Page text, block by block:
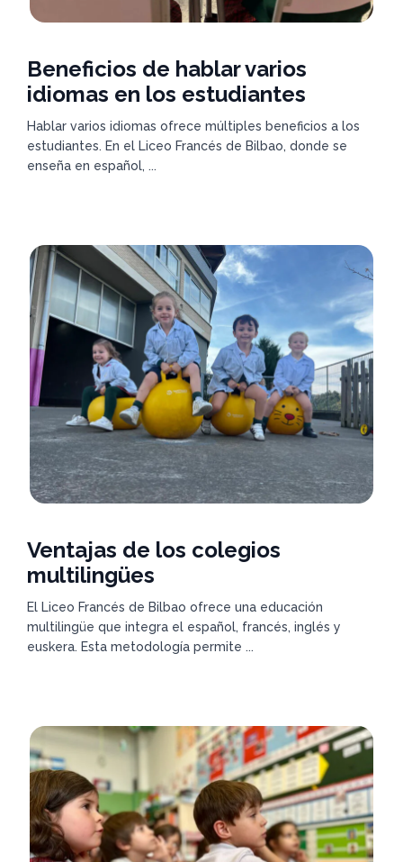
Beneficios de hablar varios
idiomas en los estudiantes
Hablar varios idiomas ofrece múltiples beneficios a los
estudiantes. En el Liceo Francés de Bilbao, donde se
enseña en español, ...
Ventajas de los colegios
multilingües
El Liceo Francés de Bilbao ofrece una educación
multilingüe que integra el español, francés, inglés y
euskera. Esta metodología permite ...